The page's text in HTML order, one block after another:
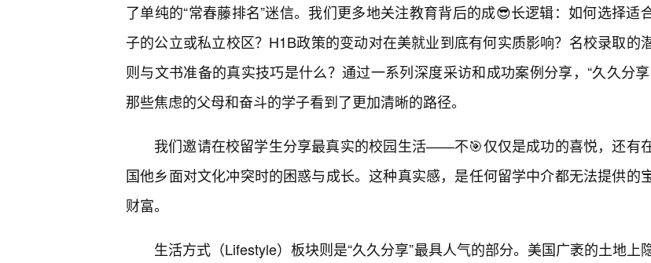
了单纯的“常春藤排名”迷信。我们更多地关注教育背后的成😎长逻辑：如何选择适
子的公立或私立校区？H1B政策的变动对在美就业到底有何实质影响？名校录取的
则与文书准备的真实技巧是什么？通过一系列深度采访和成功案例分享，“久久分享
那些焦虑的父母和奋斗的学子看到了更加清晰的路径。
我们邀请在校留学生分享最真实的校园生活——不🎯仅仅是成功的喜悦，还有
国他乡面对文化冲突时的困惑与成长。这种真实感，是任何留学中介都无法提供的
财富。
生活方式（Lifestyle）板块则是“久久分享”最具人气的部分。美国广袤的土地上